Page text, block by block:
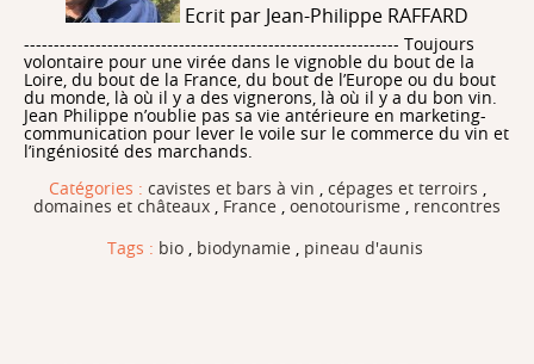
Ecrit par Jean-Philippe RAFFARD
--------------------------------------------------------------- Toujours
volontaire pour une virée dans le vignoble du bout de la
Loire, du bout de la France, du bout de l’Europe ou du bout
du monde, là où il y a des vignerons, là où il y a du bon vin.
Jean Philippe n’oublie pas sa vie antérieure en marketing-
communication pour lever le voile sur le commerce du vin et
l’ingéniosité des marchands.
Catégories : cavistes et bars à vin cépages et terroirs
domaines et châteaux
France oenotourisme
rencontres
Tags : bio biodynamie pineau d'aunis